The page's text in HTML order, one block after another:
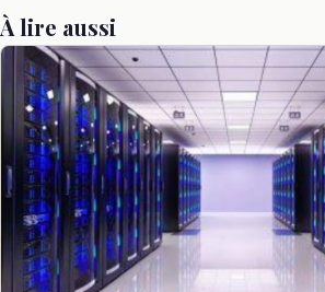
À lire aussi